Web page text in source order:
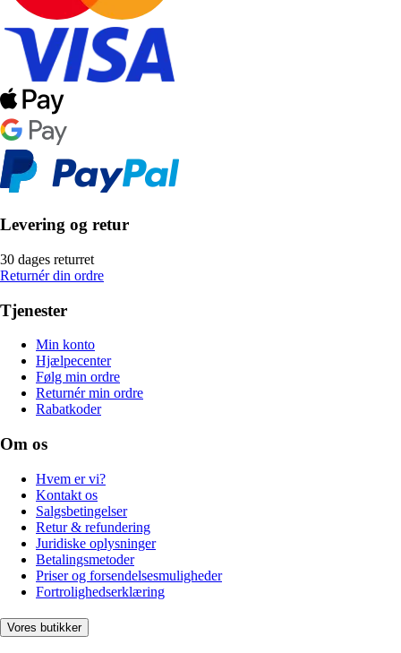
Levering og retur
30 dages returret
Returnér din ordre
Tjenester
Min konto
Hjælpecenter
Følg min ordre
Returnér min ordre
Rabatkoder
Om os
Hvem er vi?
Kontakt os
Salgsbetingelser
Retur & refundering
Juridiske oplysninger
Betalingsmetoder
Priser og forsendelsesmuligheder
Fortrolighedserklæring
Vores butikker